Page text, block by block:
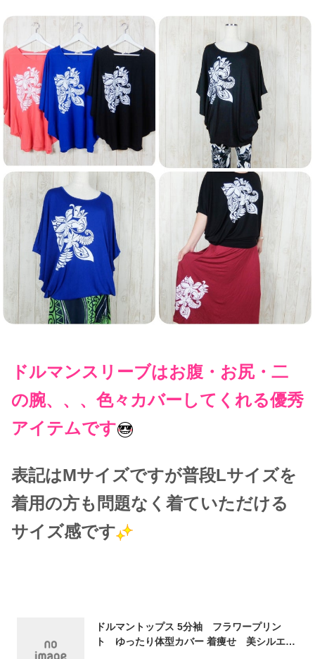
ドルマンスリーブはお腹・お尻・二
の腕、、、色々カバーしてくれる優秀
アイテムです
表記はMサイズですが普段Lサイズを
着用の方も問題なく着ていただける
サイズ感です
ドルマントップス 5分袖 フラワープリン
ト ゆったり体型カバー 着痩せ 美シルエッ